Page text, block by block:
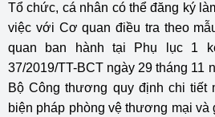
Tổ chức, cá nhân có thể đăng ký
việc với Cơ quan điều tra theo
quan ban hành tại Phụ lục 1
37/2019/TT-BCT ngày 29 tháng 11
Bộ Công thương quy định chi tiết
biện pháp phòng vệ thương mại